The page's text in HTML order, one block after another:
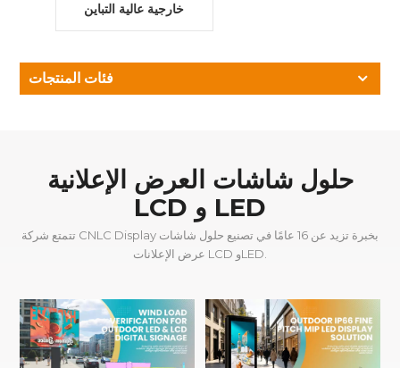
خارجية عالية التباين
P5 للإعلان في
فئات المنتجات
حلول شاشات العرض الإعلانية
LCD و LED
تتمتع شركة CNLC Display بخبرة تزيد عن 16 عامًا في تصنيع حلول شاشات
عرض الإعلانات LCD وLED.